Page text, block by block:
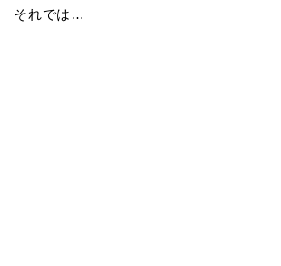
それでは…